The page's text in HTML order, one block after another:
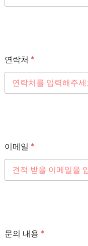
연락처 *
이메일 *
문의 내용 *